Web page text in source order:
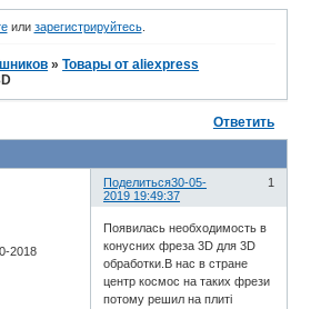
или зарегистрируйтесь.
»Товары от aliexpress
Ответить
Поделиться 1
30-05-
2019 19:49:37
2018
Появилась необходимость в
конусних фреза 3D для 3D
обработки.В нас в стране
центр космос на таких фрези
потому решил на плиті